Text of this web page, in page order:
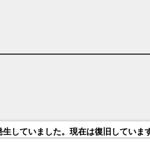
していました。現在は復旧していま